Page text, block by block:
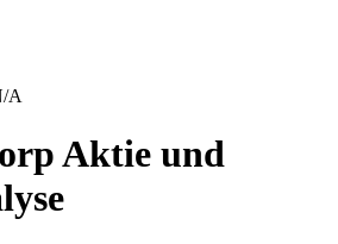
A
Aktie und